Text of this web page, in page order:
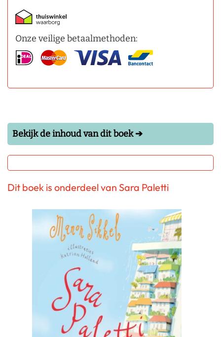
Onze veilige betaalmethoden:
Bekijk de inhoud van dit boek ➔
Dit boek is onderdeel van Sara Paletti